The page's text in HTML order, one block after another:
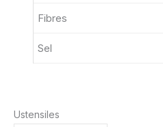
Fibres
Sel
Ustensiles